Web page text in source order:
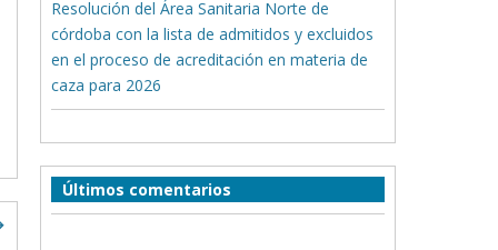
Resolución del Área Sanitaria Norte de
córdoba con la lista de admitidos y excluidos
en el proceso de acreditación en materia de
caza para 2026
Últimos comentarios